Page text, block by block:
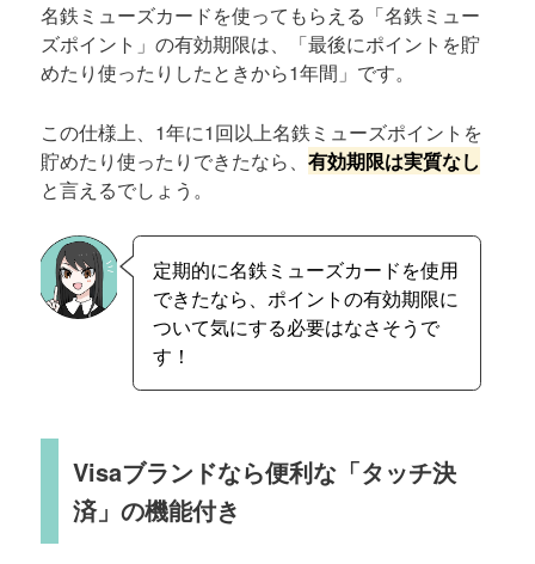
名鉄ミューズカードを使ってもらえる「名鉄ミュー
ズポイント」の有効期限は、「最後にポイントを貯
めたり使ったりしたときから1年間」です。
この仕様上、1年に1回以上名鉄ミューズポイントを
貯めたり使ったりできたなら、有効期限は実質なし
と言えるでしょう。
定期的に名鉄ミューズカードを使用
できたなら、ポイントの有効期限に
ついて気にする必要はなさそうで
す！
Visaブランドなら便利な「タッチ決
済」の機能付き